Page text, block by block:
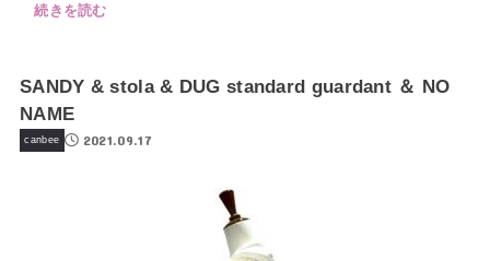
続きを読む
SANDY & stola & DUG standard guardant ＆ NO
NAME
canbee 2021.09.17